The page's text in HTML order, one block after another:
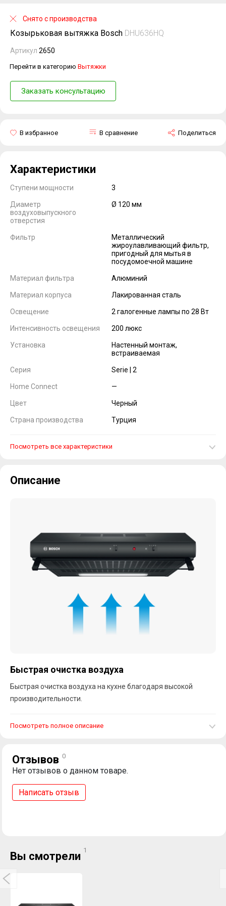
Козырьковая вытяжка Bosch DHU636HQ
Артикул 2650
Перейти в категорию Вытяжки
Заказать консультацию
Поделиться
В сравнение
В избранное
Снято с производства
Характеристики
Ступени мощности 3
Диаметр
воздуховыпускного
отверстия
Ø 120 мм
Фильтр
Металлический
жироулавливающий фильтр,
пригодный для мытья в
посудомоечной машине
Материал фильтра Алюминий
Материал корпуса Лакированная сталь
Освещение 2 галогенные лампы по 28 Вт
Интенсивность освещения 200 люкс
Установка
Настенный монтаж,
встраиваемая
Серия Serie | 2
Home Connect —
Цвет Черный
Страна производства Турция
Посмотреть все характеристики
Описание
Быстрая очистка воздуха
Быстрая очистка воздуха на кухне благодаря высокой
производительности.
Посмотреть полное описание
Отзывов 0
Нет отзывов о данном товаре.
Написать отзыв
Вы смотрели 1